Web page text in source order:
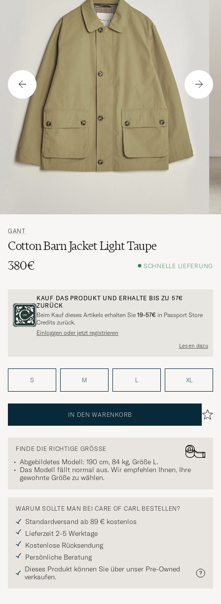
GANT
Cotton Barn Jacket Light Taupe
380€
SCHNELLE LIEFERUNG
KAUF DAS PRODUKT UND ERHALTE BIS ZU 57€
ZURÜCK
Beim Kauf dieses Artikels erhalten Sie 19-57€ in Passport Store
Credits zurück.
Einloggen oder jetzt registrieren
Lesen dazu
S M L XL
IN DEN WARENKORB
FINDE DIE RICHTIGE GRÖSSE
Abgebildetes Modell: 190 cm, 84 kg, Größe L.
Das Modell fällt normal aus. Wir empfehlen Ihnen, Ihre
gewohnte Größe zu wählen.
WARUM SOLLTE MAN BEI CARE OF CARL BESTELLEN?
Standardversand ab 89 € kostenlos
Lieferzeit 2-5 Werktage
Kostenlose Rücksendung
Persönliche Beratung
Dieses Produkt können Sie über unser Pre-Owned
verkaufen.